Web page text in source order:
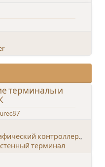
терминалы и
контроллер.
терминал